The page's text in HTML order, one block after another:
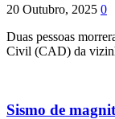
20 Outubro, 2025 0
Duas pessoas
Civil (CAD) da
Sismo de